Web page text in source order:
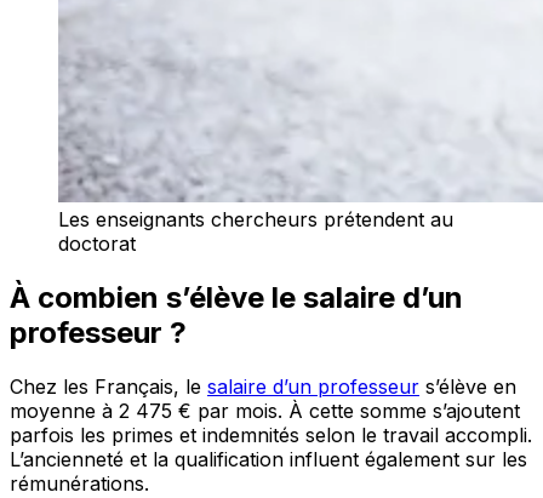
Les enseignants chercheurs prétendent au
doctorat
À combien s’élève le salaire d’un
professeur ?
Chez les Français, le salaire d’un professeur s’élève en
moyenne à 2 475 € par mois. À cette somme s’ajoutent
parfois les primes et indemnités selon le travail accompli.
L’ancienneté et la qualification influent également sur les
rémunérations.